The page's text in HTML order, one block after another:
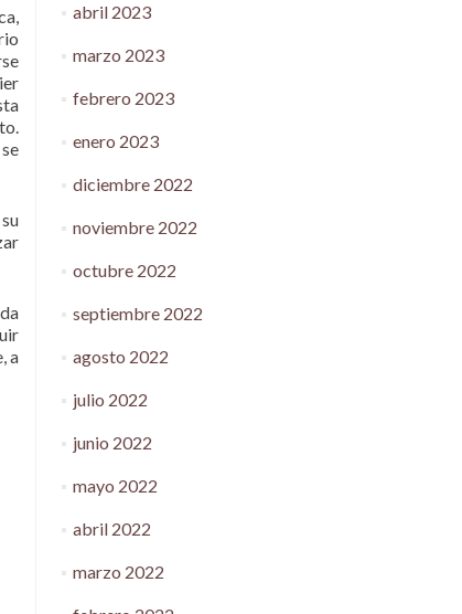
a
abril 2023
marzo 2023
febrero 2023
enero 2023
diciembre 2022
noviembre 2022
octubre 2022
septiembre 2022
agosto 2022
julio 2022
junio 2022
mayo 2022
abril 2022
marzo 2022